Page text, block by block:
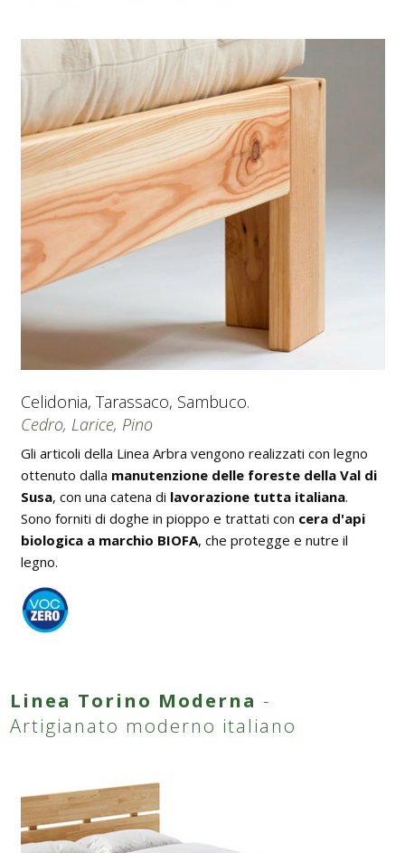
Celidonia, Tarassaco, Sambuco.
Cedro, Larice, Pino
Gli articoli della Linea Arbra vengono realizzati con legno
ottenuto dalla manutenzione delle foreste della Val di
Susa, con una catena di lavorazione tutta italiana.
Sono forniti di doghe in pioppo e trattati con cera d'api
biologica a marchio BIOFA, che protegge e nutre il
legno.
Linea Torino Moderna -
Artigianato moderno italiano